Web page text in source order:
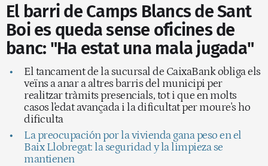
El barri de Camps Blancs de Sant
Boi es queda sense oficines de
banc: "Ha estat una mala jugada"
El tancament de la sucursal de CaixaBank obliga els
veïns a anar a altres barris del municipi per
realitzar tràmits presencials, tot i que en molts
casos l'edat avançada i la dificultat per moure's ho
dificulta
La preocupación por la vivienda gana peso en el
Baix Llobregat: la seguridad y la limpieza se
mantienen